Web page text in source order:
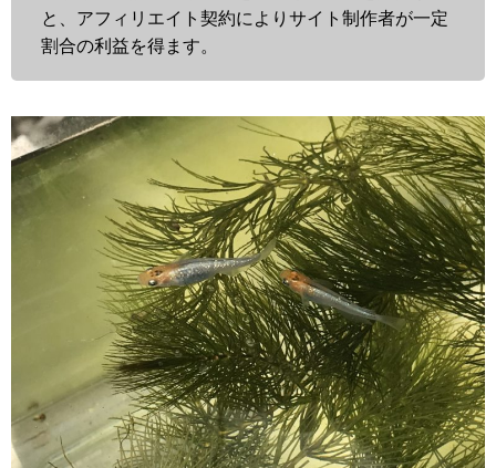
と、アフィリエイト契約によりサイト制作者が一定
割合の利益を得ます。